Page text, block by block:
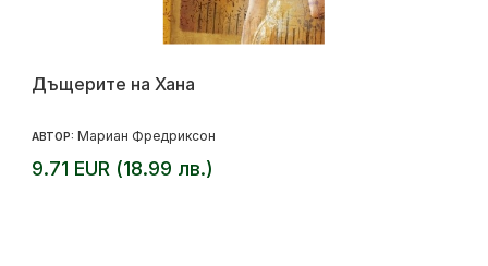
Дъщерите на Хана
АВТОР: Мариан Фредриксон
9.71 EUR (18.99 лв.)